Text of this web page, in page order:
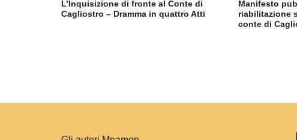
L’Inquisizione di fronte al Conte di
Cagliostro – Dramma in quattro Atti
Manifesto
riabilitazione
conte di